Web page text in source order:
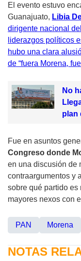
El evento estuvo
Guanajuato, Libia
dirigente nacional
liderazgos políticos
hubo una clara
de “fuera Morena,
No
plan
Fue en asuntos
Congreso donde
en una discusión de
contraargumentos y
sobre qué partido es
mayores nexos con
PAN Morena
NOTAS